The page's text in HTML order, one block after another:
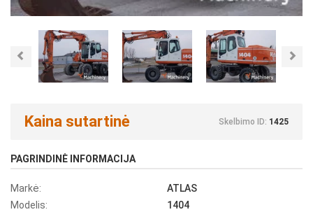
Previous
Kaina sutartinė Skelbimo ID: 1425
PAGRINDINĖ INFORMACIJA
Markė:
ATLAS
Modelis:
1404